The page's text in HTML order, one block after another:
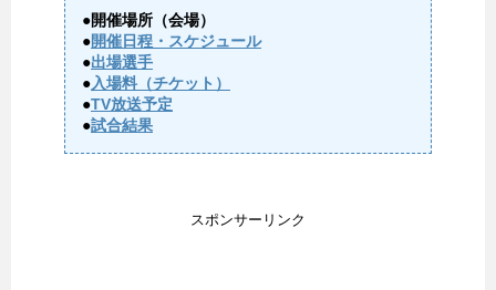
●開催場所（会場）
●開催日程・スケジュール
●出場選手
●入場料（チケット）
●TV放送予定
●試合結果
スポンサーリンク